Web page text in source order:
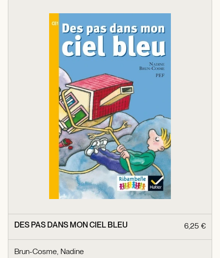
DES PAS DANS MON CIEL BLEU 6,25 €
Brun-Cosme, Nadine